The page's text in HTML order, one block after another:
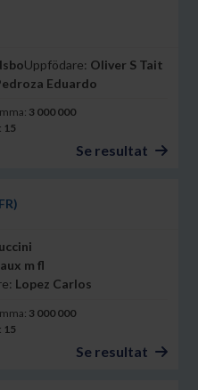
Uppfödare: Oliver S Tait
Eduardo
3 000 000
15
Se resultat
m fl
Lopez Carlos
3 000 000
15
Se resultat